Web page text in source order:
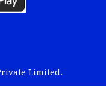
Limited.